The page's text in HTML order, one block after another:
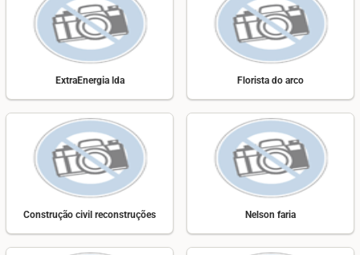
ExtraEnergia lda Florista do arco
Construção civil reconstruções Nelson faria